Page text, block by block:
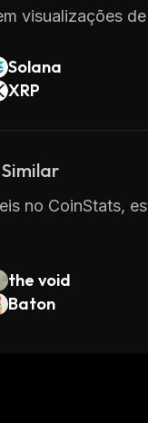
visualizações
Solana
XRP
no CoinStats,
the void
Baton